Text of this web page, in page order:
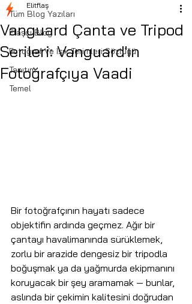
Tüm Blog Yazıları
Flaşçı Blog
Fotoğraf Ve Işık Terimleri Sözlüğü
Tanıtım
Temel
Vanguard Çanta ve Tripod
Serileri: Vanguard'ın
Fotoğrafçıya Vaadi
Elitflaş
Bir fotoğrafçının hayatı sadece
objektifin ardında geçmez. Ağır bir
çantayı havalimanında sürüklemek,
zorlu bir arazide dengesiz bir tripodla
boğuşmak ya da yağmurda ekipmanını
koruyacak bir şey aramamak — bunlar,
aslında bir çekimin kalitesini doğrudan